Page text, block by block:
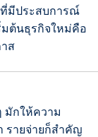
มีประสบการณ์
มต้นธุรกิจใหม่คือ
ส
มักให้ความ
รายจ่ายก็สำคัญ